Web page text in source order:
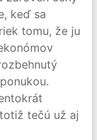
keď sa
tomu, že ju
tečú už aj